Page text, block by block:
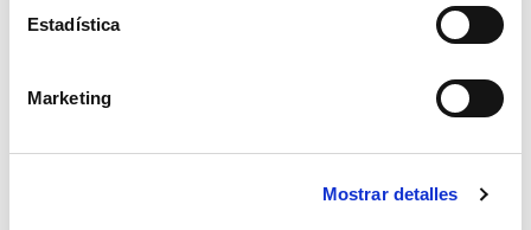
Estadística
Marketing
Mostrar detalles